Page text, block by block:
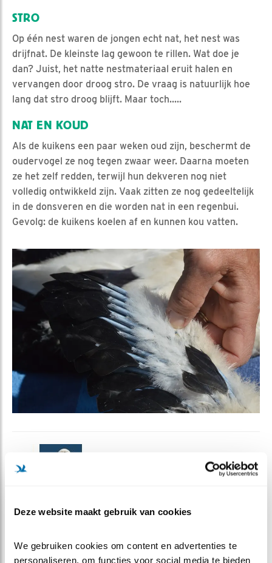
Deze website maakt gebruik van cookies
We gebruiken cookies om content en advertenties te
personaliseren, om functies voor social media te bieden
STRO
Op één nest waren de jongen echt nat, het nest was
drijfnat. De kleinste lag gewoon te rillen. Wat doe je
dan? Juist, het natte nestmateriaal eruit halen en
vervangen door droog stro. De vraag is natuurlijk hoe
lang dat stro droog blijft. Maar toch.....
NAT EN KOUD
Als de kuikens een paar weken oud zijn, beschermt de
oudervogel ze nog tegen zwaar weer. Daarna moeten
ze het zelf redden, terwijl hun dekveren nog niet
volledig ontwikkeld zijn. Vaak zitten ze nog gedeeltelijk
in de donsveren en die worden nat in een regenbui.
Gevolg: de kuikens koelen af en kunnen kou vatten.
Nederlandse vogel: de ooievaar. STORK is een
voor de ooievaars in Nederland. In de jaren zestig
waren de ooievaar in Nederland vrijwel